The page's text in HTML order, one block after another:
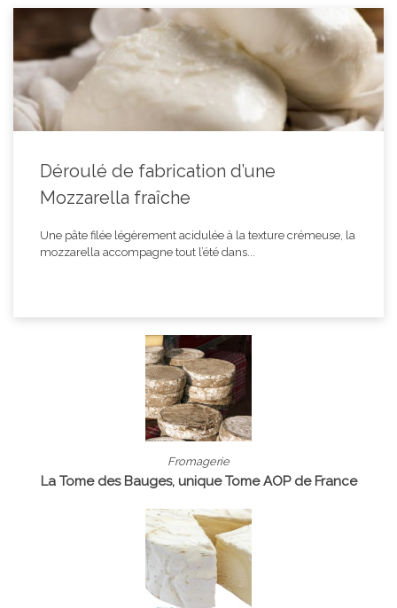
Déroulé de fabrication d’une
Mozzarella fraîche
Une pâte filée légèrement acidulée à la texture crémeuse, la
mozzarella accompagne tout l’été dans...
Fromagerie
La Tome des Bauges, unique Tome AOP de France